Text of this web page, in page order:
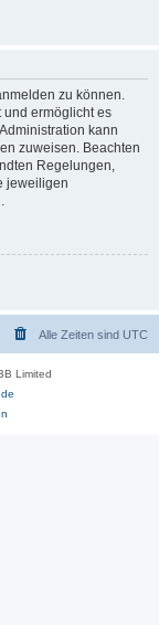
zu können.
ermöglicht es
kann
zuweisen. Beachten
Regelungen,
jeweiligen
Alle Zeiten sind UTC
Limited